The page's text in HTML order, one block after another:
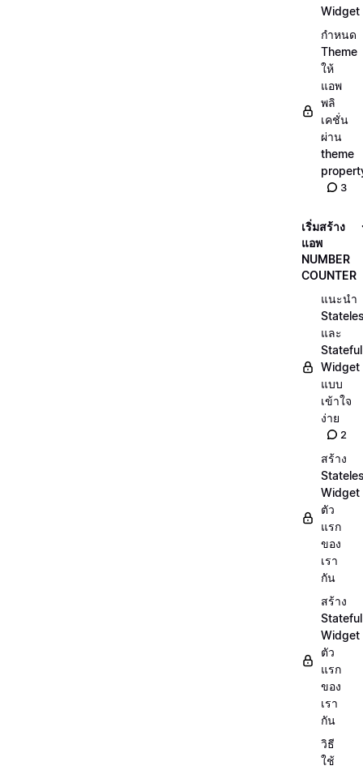
Widget
กำหนด
Theme
ให้
แอพ
พลิ
เคชั่น
ผ่าน
theme
3
เริ่มสร้าง
แอพ
NUMBER
COUNTER
แนะนำ
และ
Stateful
Widget
แบบ
เข้าใจ
ง่าย
2
สร้าง
Widget
ตัว
แรก
ของ
เรา
กัน
สร้าง
Stateful
Widget
ตัว
แรก
ของ
เรา
กัน
วิธี
ใช้